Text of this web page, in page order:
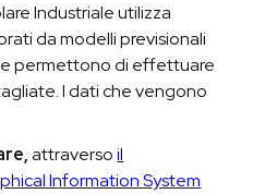
Industriale utilizza
da modelli previsionali
permettono di effettuare
I dati che vengono
attraversoil
Information System